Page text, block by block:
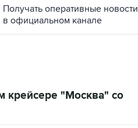
Получать оперативные новости
в официальном канале
крейсере "Москва" со